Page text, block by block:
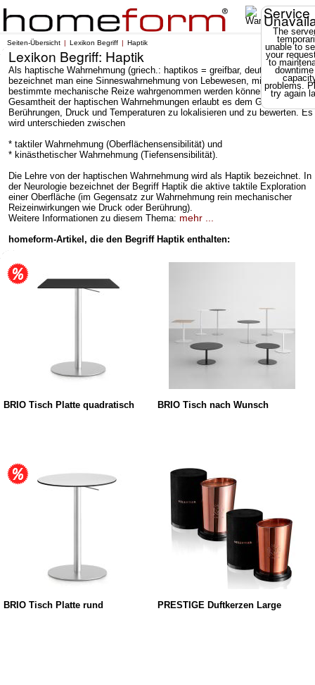
Service
The
unable to
your
to
problems.
try again
Seiten-Übersicht Lexikon Begriff Haptik
Lexikon Begriff: Haptik
Als haptische Wahrnehmung (griech.: haptikos = greifbar, deutsch
bezeichnet man eine Sinneswahrnehmung von Lebewesen, mit der
bestimmte mechanische Reize wahrgenommen werden können. Die
Gesamtheit der haptischen Wahrnehmungen erlaubt es dem Gehirn,
Berührungen, Druck und Temperaturen zu lokalisieren und zu bewerten. Es
wird unterschieden zwischen
* taktiler Wahrnehmung (Oberflächensensibilität) und
* kinästhetischer Wahrnehmung (Tiefensensibilität).
Die Lehre von der haptischen Wahrnehmung wird als Haptik bezeichnet. In
der Neurologie bezeichnet der Begriff Haptik die aktive taktile Exploration
einer Oberfläche (im Gegensatz zur Wahrnehmung rein mechanischer
Reizeinwirkungen wie Druck oder Berührung).
Weitere Informationen zu diesem Thema: mehr ...
homeform-Artikel, die den Begriff Haptik enthalten:
BRIO Tisch Platte quadratisch BRIO Tisch nach Wunsch
BRIO Tisch Platte rund PRESTIGE Duftkerzen Large